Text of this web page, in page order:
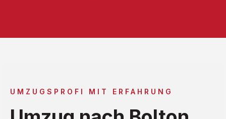
UMZUGSPROFI MIT ERFAHRUNG